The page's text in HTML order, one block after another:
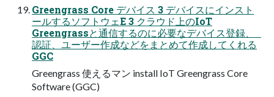
Greengrass Core デバイス 3 デバイスにインスト
ールするソフトウェE 3 クラウド上のIoT
Greengrassと通信するのに必要なデバイス登録、
認証、ユーザー作成などをまとめて作成してくれる
GGC
Greengrass 使えるマン install IoT Greengrass Core
Software (GGC)